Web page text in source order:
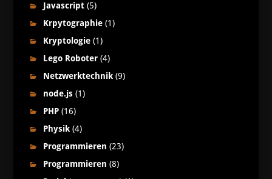
Javascript(5)
Krpytographie(1)
Kryptologie(1)
Lego Roboter(4)
Netzwerktechnik(9)
node.js(1)
PHP(16)
Physik(4)
Programmieren (23)
Programmieren (8)